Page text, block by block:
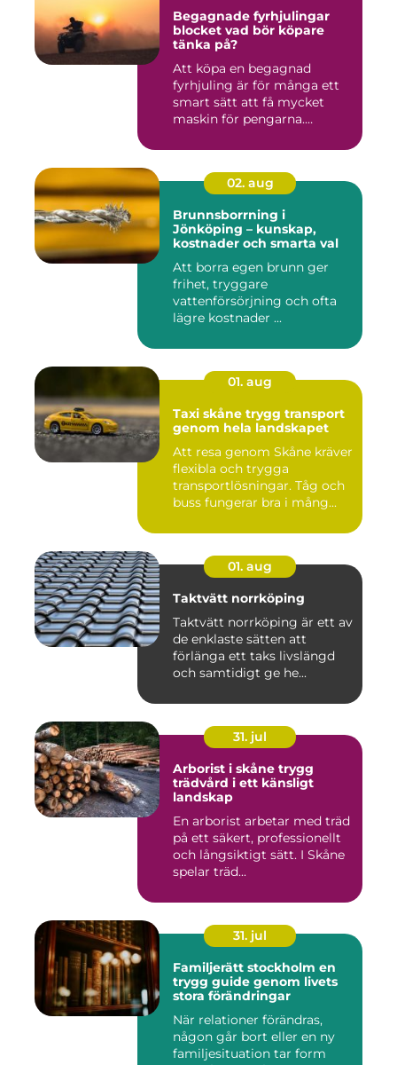
Begagnade fyrhjulingar
blocket vad bör köpare
tänka på?
Att köpa en begagnad
fyrhjuling är för många ett
smart sätt att få mycket
maskin för pengarna.
02. aug
Brunnsborrning i
Jönköping – kunskap,
kostnader och smarta val
Att borra egen brunn ger
frihet, tryggare
vattenförsörjning och ofta
lägre kostnader ...
01. aug
Taxi skåne trygg transport
genom hela landskapet
Att resa genom Skåne kräver
flexibla och trygga
transportlösningar. Tåg och
buss fungerar bra i mång...
01. aug
Taktvätt norrköping
Taktvätt norrköping är ett av
de enklaste sätten att
förlänga ett taks livslängd
och samtidigt ge he...
31. jul
Arborist i skåne trygg
trädvård i ett känsligt
landskap
En arborist arbetar med träd
på ett säkert, professionellt
och långsiktigt sätt. I Skåne
spelar träd...
31. jul
Familjerätt stockholm en
trygg guide genom livets
stora förändringar
När relationer förändras,
någon går bort eller en ny
familjesituation tar form